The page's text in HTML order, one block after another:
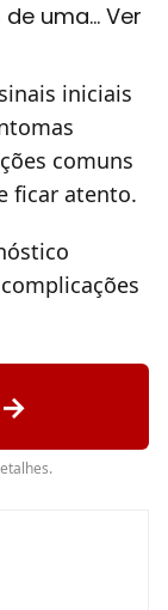
uma… Ver
iniciais
comuns
ficar atento.
→